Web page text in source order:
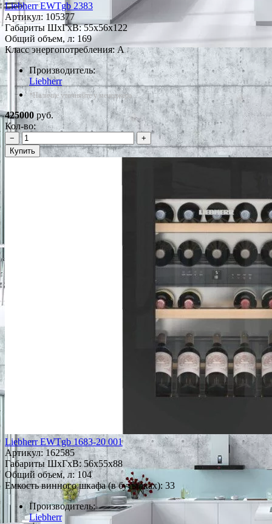
Liebherr EWTgb 2383
Артикул: 105377
Габариты ШxГxВ: 55x56x122
Общий объем, л: 169
Класс энергопотребления: A
Производитель:
Liebherr
*Наличие уточняйте у менеджера
425000 руб.
Кол-во:
−
+
Купить
Liebherr EWTgb 1683-20 001
Артикул:162585
Габариты ШxГxВ: 56x55x88
Общий объем, л: 104
Емкость винного шкафа (в бутылках): 33
Производитель:
Liebherr